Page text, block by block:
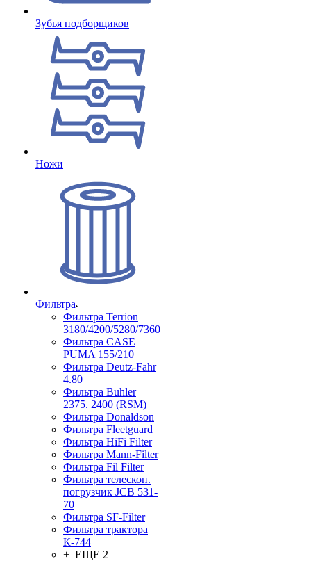
Зубья подборщиков
Ножи
Фильтра
Фильтра Terrion
3180/4200/5280/7360
Фильтра CASE
PUMA 155/210
Фильтра Deutz-Fahr
4.80
Фильтра Buhler
2375. 2400 (RSM)
Фильтра Donaldson
Фильтра Fleetguard
Фильтра HiFi Filter
Фильтра Mann-Filter
Фильтра Fil Filter
Фильтра телескоп.
погрузчик JCB 531-
70
Фильтра SF-Filter
Фильтра трактора
К-744
+ ЕЩЕ 2